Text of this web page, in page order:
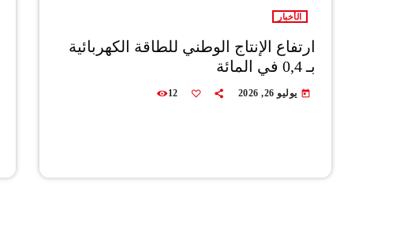
الأخبار
ارتفاع الإنتاج الوطني للطاقة الكهربائية
بـ 0,4 في المائة
today يوليو 26, 2026 12